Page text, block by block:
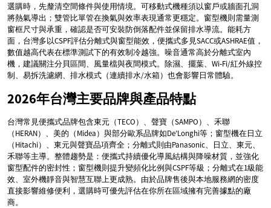
選購時，先釐清空間條件與使用情境。可移動式機種須以窗戶或牆面孔洞
將熱氣導出；雙管比單管在換氣與效率表現通常更穩定。窗型機則需量測
窗框尺寸與承重，確認是否可安裝防倒落配件並保留排水導流。能耗方
面，台灣多以CSPF評估分離式與窗型能效，便攜式多見SACC或ASHRAE值，
數值越高代表在標準測試下的有效制冷越強。噪音通常高於分離式室內
機，建議關注分貝區間、風量檔與夜間模式。除濕、擺葉、Wi‑Fi/紅外線控
制、易拆洗濾網、排水模式（連續排水/水箱）也會影響日常體驗。
2026年台灣主要品牌與產品特點
台灣常見便攜式品牌包含東元（TECO）、聲寶（SAMPO）、禾聯
（HERAN）、美的（Midea）與部分歐系品牌如De’Longhi等；窗型機在日立
（Hitachi）、東元與聲寶品項齊全；分離式則由Panasonic、日立、東元、
禾聯等主導。整體趨勢是：便攜式持續優化導風結構與降噪材質，並強化
窗型配件的密封性；窗型機則提升變頻化比例與CSPF等級；分離式在1級能
效、室外機靜音與智慧互聯上更成熟。由於品牌售後與本地服務網的密度
直接影響維修便利，選購時可優先評估在你所在區域擁有完善據點的廠
商。